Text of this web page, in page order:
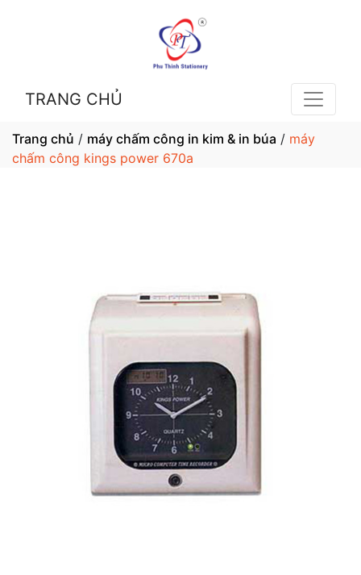
TRANG CHỦ
Trang chủ / máy chấm công in kim & in búa / máy
chấm công kings power 670a